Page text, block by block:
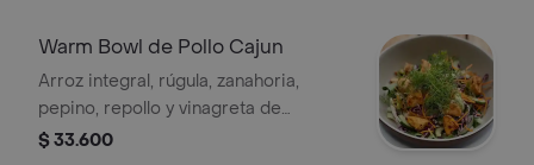
Warm Bowl de Pollo Cajun
Arroz integral, rúgula, zanahoria,
pepino, repollo y vinagreta de
marañón.
$ 33.600